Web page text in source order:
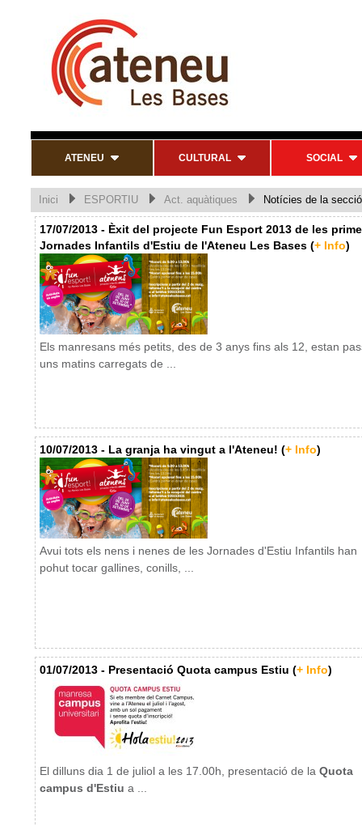
ATENEU CULTURAL SOCIAL
Inici ESPORTIU Act. aquàtiques Notícies de la secció
17/07/2013 - Èxit del projecte Fun Esport 2013 de les
Jornades Infantils d'Estiu de l'Ateneu Les Bases (+ Info)
Els manresans més petits, des de 3 anys fins als 12, estan
uns matins carregats de ...
10/07/2013 - La granja ha vingut a l'Ateneu! (+ Info)
Avui tots els nens i nenes de les Jornades d'Estiu Infantils han
pohut tocar gallines, conills, ...
01/07/2013 - Presentació Quota campus Estiu (+ Info)
El dilluns dia 1 de juliol a les 17.00h, presentació de la Quota
campus d'Estiu a ...